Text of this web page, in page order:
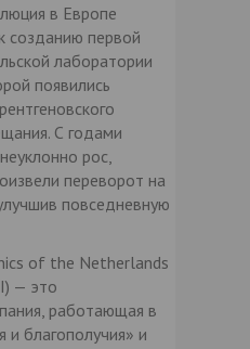
в Европе
созданию первой
лаборатории
появились
С годами
рос,
переворот на
повседневную
of the Netherlands
— это
работающая в
и благополучия» и